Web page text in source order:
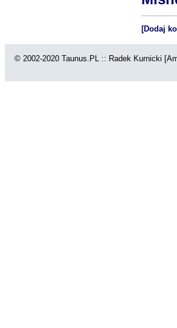
[Dodaj
© 2002-2020 Taunus.PL :: Radek Kurnicki